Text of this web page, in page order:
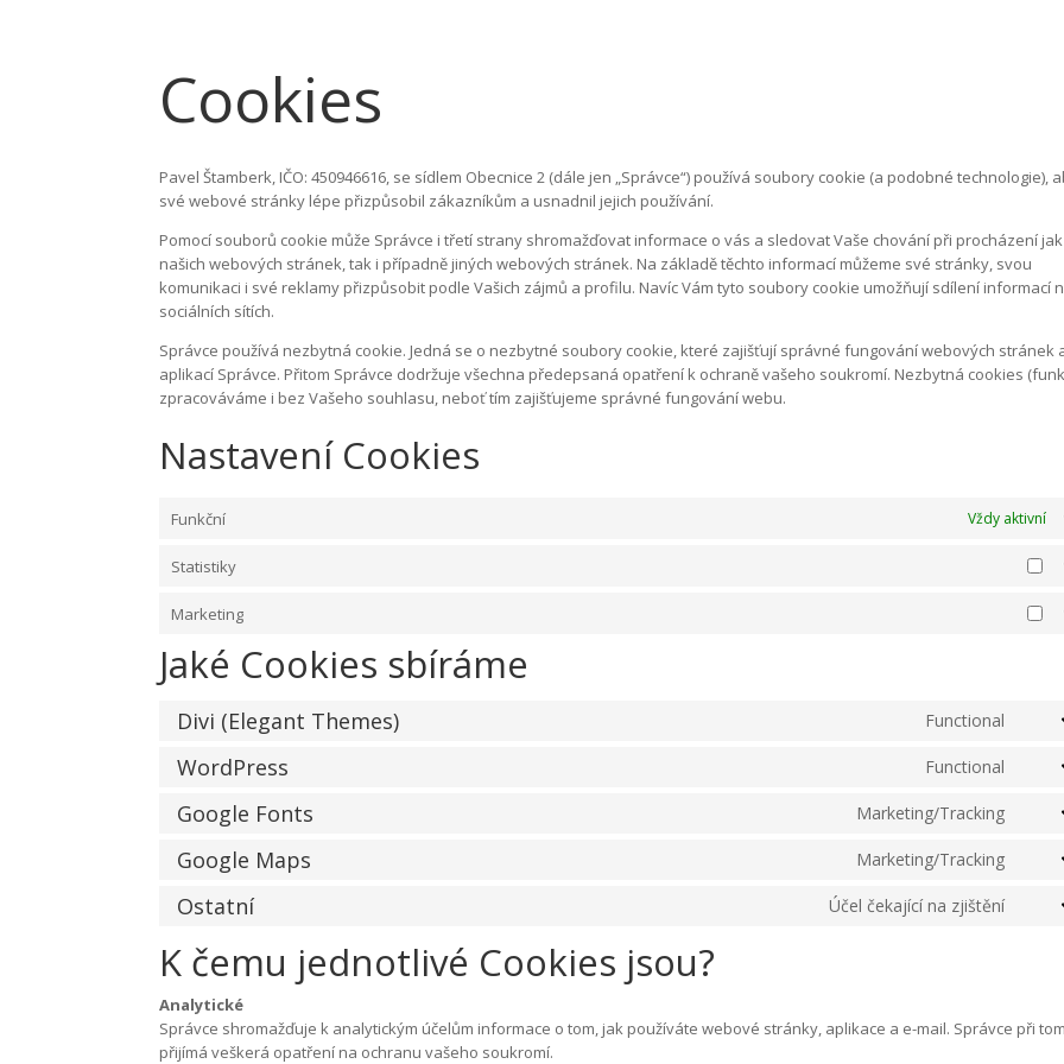
Cookies
Pavel Štamberk, IČO: 450946616, se sídlem Obecnice 2 (dále jen „Správce“) používá soubory cookie (a podobné technologie),
své webové stránky lépe přizpůsobil zákazníkům a usnadnil jejich používání.
Pomocí souborů cookie může Správce i třetí strany shromažďovat informace o vás a sledovat Vaše chování při procházení jak
našich webových stránek, tak i případně jiných webových stránek. Na základě těchto informací můžeme své stránky, svou
komunikaci i své reklamy přizpůsobit podle Vašich zájmů a profilu. Navíc Vám tyto soubory cookie umožňují sdílení informací
sociálních sítích.
Správce používá nezbytná cookie. Jedná se o nezbytné soubory cookie, které zajišťují správné fungování webových stránek
aplikací Správce. Přitom Správce dodržuje všechna předepsaná opatření k ochraně vašeho soukromí. Nezbytná cookies
zpracováváme i bez Vašeho souhlasu, neboť tím zajišťujeme správné fungování webu.
Nastavení Cookies
Funkční Vždy aktivní
Statistiky
Marketing
Jaké Cookies sbíráme
Divi (Elegant Themes) Functional
WordPress Functional
Google Fonts Marketing/Tracking
Google Maps Marketing/Tracking
Ostatní Účel čekající na zjištění
K čemu jednotlivé Cookies jsou?
Analytické
Správce shromažďuje k analytickým účelům informace o tom, jak používáte webové stránky, aplikace a e-mail. Správce při tom
přijímá veškerá opatření na ochranu vašeho soukromí.